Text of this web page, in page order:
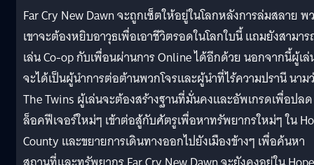
Far Cry New Dawn จะถูกเซ็ตให้อยู่ในโลกหลังการล่มสลาย พ
เขาจะต้องหยิบอาวุธเพื่อเอาชีวิตรอดในโลกใบนี้ เเถมยังสามา
เล่น Co-op กับเพื่อนผ่านการ Online ได้อีกด้วย นอกจากนี้ผู้เล่
จะได้เป็นผู้นำการต่อต้านพวกโจรเเละผู้นำที่ไร้ความปรานี นาม
The Twins ผู้เล่นจะต้องสร้างฐานที่มั่นคงเเละอัพเกรดเพื่อปลด
ล็อคฟีเจอร์ใหม่ๆ เข้าต่อสู้กับศัตรูเพื่อหาทรัพยากรใหม่ๆ ใน
County เเละขยายการเดินทางออกไปยังเมืองข้างๆ เพื่อค้นหา